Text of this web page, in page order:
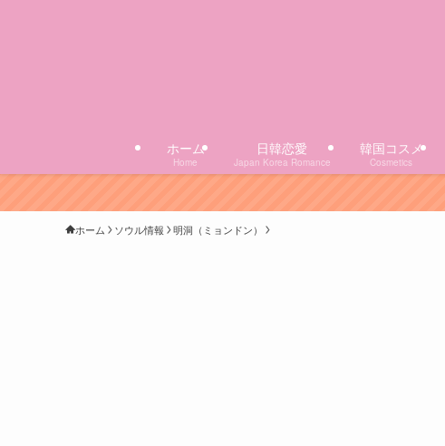
ホーム
Home
日韓恋愛
Japan Korea Romance
韓国コスメ
Cosmetics
ホーム ソウル情報 明洞（ミョンドン）